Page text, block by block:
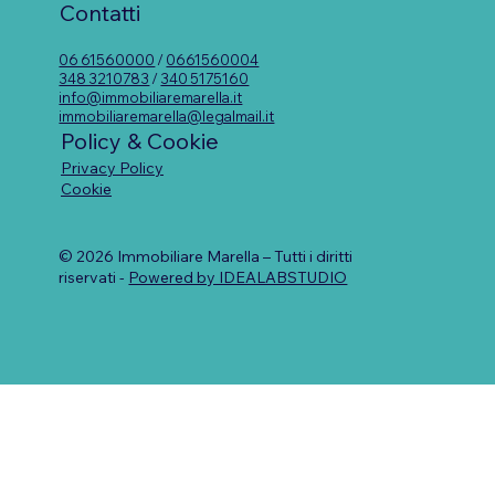
Contatti
06 61560000 /0661560004
348 3210783 /340 5175160
info@immobiliaremarella.it
immobiliaremarella@legalmail.it
Policy & Cookie
Privacy Policy
Cookie
© 2026 Immobiliare Marella – Tutti i diritti
riservati - Powered by IDEALABSTUDIO